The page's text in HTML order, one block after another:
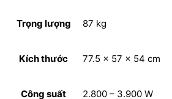
Trọng lượng 87 kg
Kích thước 77.5 x 57 x 54 cm
Công suất 2.800 – 3.900 W